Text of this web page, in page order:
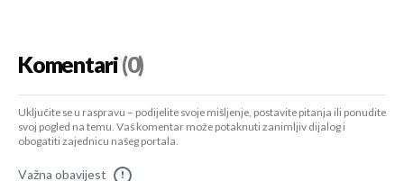
Komentari(0)
Uključite se u raspravu – podijelite svoje mišljenje, postavite pitanja ili ponudite
svoj pogled na temu. Vaš komentar može potaknuti zanimljiv dijalog i
obogatiti zajednicu našeg portala.
Važna obavijest !